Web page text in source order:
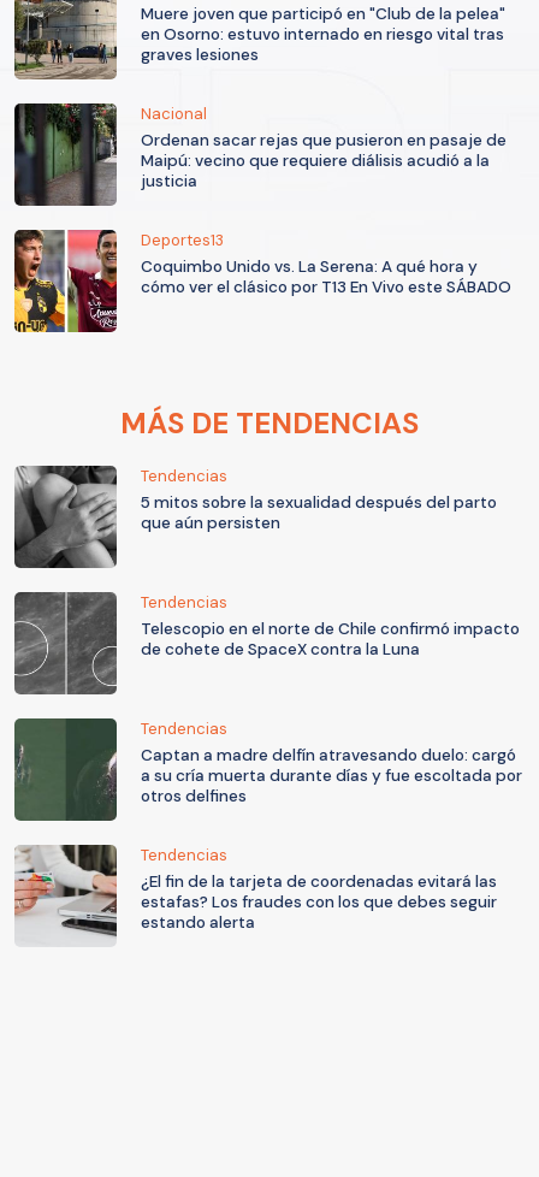
Muere joven que participó en "Club de la pelea"
en Osorno: estuvo internado en riesgo vital tras
graves lesiones
Nacional
Ordenan sacar rejas que pusieron en pasaje de
Maipú: vecino que requiere diálisis acudió a la
justicia
Deportes13
Coquimbo Unido vs. La Serena: A qué hora y
cómo ver el clásico por T13 En Vivo este SÁBADO
MÁS DE TENDENCIAS
Tendencias
5 mitos sobre la sexualidad después del parto
que aún persisten
Tendencias
Telescopio en el norte de Chile confirmó impacto
de cohete de SpaceX contra la Luna
Tendencias
Captan a madre delfín atravesando duelo: cargó
a su cría muerta durante días y fue escoltada por
otros delfines
Tendencias
¿El fin de la tarjeta de coordenadas evitará las
estafas? Los fraudes con los que debes seguir
estando alerta